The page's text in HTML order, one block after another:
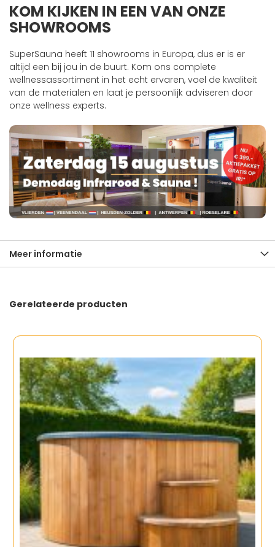
KOM KIJKEN IN EEN VAN ONZE
SHOWROOMS
SuperSauna heeft 11 showrooms in Europa, dus er is er
altijd een bij jou in de buurt. Kom ons complete
wellnessassortiment in het echt ervaren, voel de kwaliteit
van de materialen en laat je persoonlijk adviseren door
onze wellness experts.
Meer informatie
Gerelateerde producten